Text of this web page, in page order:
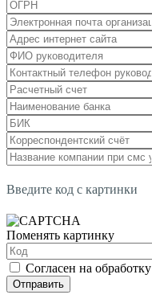
Введите код с картинки
Поменять картинку
Согласен на обработку
Отправить